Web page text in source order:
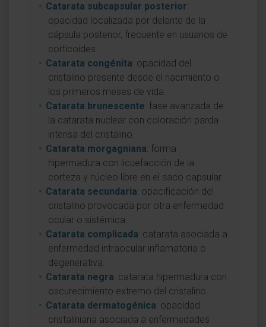
Catarata subcapsular posterior:
opacidad localizada por delante de la
cápsula posterior, frecuente en usuarios de
corticoides.
Catarata congénita: opacidad del
cristalino presente desde el nacimiento o
los primeros meses de vida.
Catarata brunescente: fase avanzada de
la catarata nuclear con coloración parda
intensa del cristalino.
Catarata morgagniana: forma
hipermadura con licuefacción de la
corteza y núcleo libre en el saco capsular.
Catarata secundaria: opacificación del
cristalino provocada por otra enfermedad
ocular o sistémica.
Catarata complicada: catarata asociada a
enfermedad intraocular inflamatoria o
degenerativa.
Catarata negra: catarata hipermadura con
oscurecimiento extremo del cristalino.
Catarata dermatogénica: opacidad
cristaliniana asociada a enfermedades